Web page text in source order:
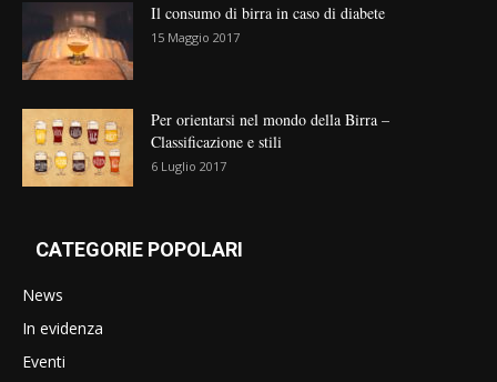
Il consumo di birra in caso di diabete
15 Maggio 2017
Per orientarsi nel mondo della Birra –
Classificazione e stili
6 Luglio 2017
CATEGORIE POPOLARI
News
In evidenza
Eventi